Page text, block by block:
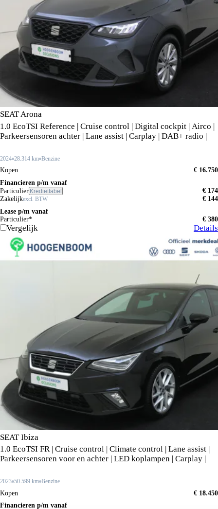
SEAT Arona
1.0 EcoTSI Reference | Cruise control | Digital cockpit | Airco |
Parkeersensoren achter | Lane assist | Carplay | DAB+ radio |
2024 28.314 km Benzine
Kopen
€ 16.750
Financieren p/m vanaf
Particulier Krediettabel
€ 174
Zakelijkexcl. BTW
€ 144
Lease p/m vanaf
Particulier*
€ 380
Vergelijk Details
SEAT Ibiza
1.0 EcoTSI FR | Cruise control | Climate control | Lane assist |
Parkeersensoren voor en achter | LED koplampen | Carplay |
2023 50.599 km Benzine
Kopen
€ 18.450
Financieren p/m vanaf